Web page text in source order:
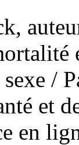
/
et
en